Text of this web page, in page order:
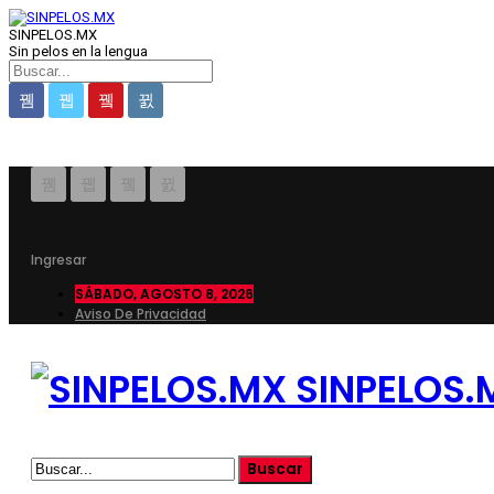
SINPELOS.MX
Sin pelos en la lengua
Ingresar
SÁBADO, AGOSTO 8, 2026
Aviso De Privacidad